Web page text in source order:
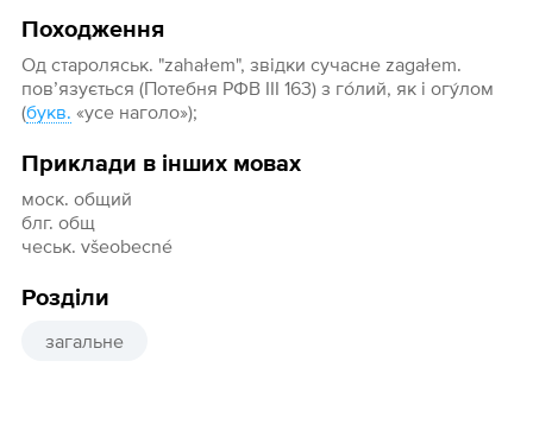
Походження
Од староляськ. "zahałem", звідки сучасне zagałem.
пов’язується (Потебня РФВ III 163) з го́лий, як і огу́лом
(букв. «усе наголо»);
Приклади в інших мовах
моск. общий
блг. общ
чеськ. všeobecné
Розділи
загальне